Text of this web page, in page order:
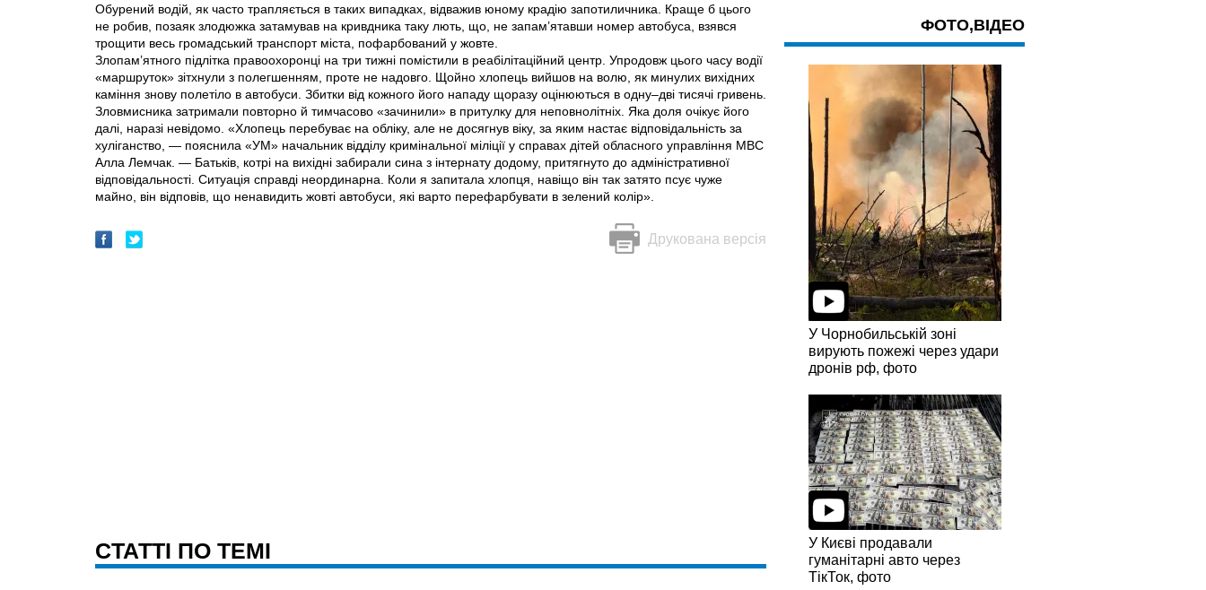
Обурений водій, як часто трапляється в таких випадках, відважив юному крадію запотиличника. Краще б цього
не робив, позаяк злодюжка затамував на кривдника таку лють, що, не запам’ятавши номер автобуса, взявся
трощити весь громадський транспорт міста, пофарбований у жовте.
Злопам’ятного підлітка правоохоронці на три тижні помістили в реабілітаційний центр. Упродовж цього часу водії
«маршруток» зітхнули з полегшенням, проте не надовго. Щойно хлопець вийшов на волю, як минулих вихідних
каміння знову полетіло в автобуси. Збитки від кожного його нападу щоразу оцінюються в одну–дві тисячі гривень.
Зловмисника затримали повторно й тимчасово «зачинили» в притулку для неповнолітніх. Яка доля очікує його
далі, наразі невідомо. «Хлопець перебуває на обліку, але не досягнув віку, за яким настає відповідальність за
хуліганство, — пояснила «УМ» начальник відділу кримінальної міліції у справах дітей обласного управління МВС
Алла Лемчак. — Батьків, котрі на вихідні забирали сина з інтернату додому, притягнуто до адміністративної
відповідальності. Ситуація справді неординарна. Коли я запитала хлопця, навіщо він так затято псує чуже
майно, він відповів, що ненавидить жовті автобуси, які варто перефарбувати в зелений колір».
Друкована версія
CТАТТІ ПО ТЕМІ
ФОТО,ВІДЕО
У Чорнобильській зоні
вирують пожежі через удари
дронів рф, фото
У Києві продавали
гуманітарні авто через
ТікТок, фото